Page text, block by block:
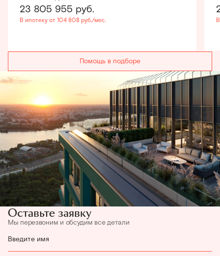
23 805 955 руб.
В ипотеку от 104 808 руб./мес.
Помощь в подборе
Оставьте заявку
Мы перезвоним и обсудим все детали
Введите имя